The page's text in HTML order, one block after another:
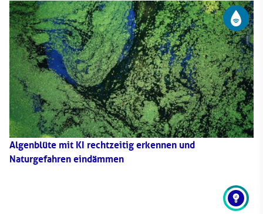
Algenblüte mit KI rechtzeitig erkennen und
Naturgefahren eindämmen